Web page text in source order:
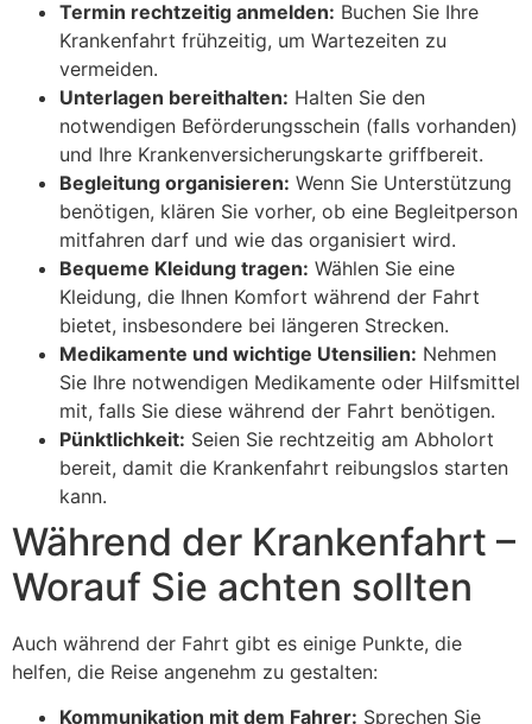
Termin rechtzeitig anmelden: Buchen Sie Ihre
Krankenfahrt frühzeitig, um Wartezeiten zu
vermeiden.
Unterlagen bereithalten: Halten Sie den
notwendigen Beförderungsschein (falls vorhanden)
und Ihre Krankenversicherungskarte griffbereit.
Begleitung organisieren: Wenn Sie Unterstützung
benötigen, klären Sie vorher, ob eine Begleitperson
mitfahren darf und wie das organisiert wird.
Bequeme Kleidung tragen: Wählen Sie eine
Kleidung, die Ihnen Komfort während der Fahrt
bietet, insbesondere bei längeren Strecken.
Medikamente und wichtige Utensilien: Nehmen
Sie Ihre notwendigen Medikamente oder Hilfsmittel
mit, falls Sie diese während der Fahrt benötigen.
Pünktlichkeit: Seien Sie rechtzeitig am Abholort
bereit, damit die Krankenfahrt reibungslos starten
kann.
Während der Krankenfahrt –
Worauf Sie achten sollten
Auch während der Fahrt gibt es einige Punkte, die
helfen, die Reise angenehm zu gestalten:
Kommunikation mit dem Fahrer: Sprechen Sie